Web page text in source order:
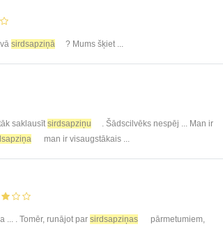
sirdsapziņā ? Mums šķiet ...
saklausītsirdsapziņu
. Šādscilvēks nespēj ... Man ir
man ir visaugstākais ...
... . Tomēr, runājot par sirdsapziņas
pārmetumiem,